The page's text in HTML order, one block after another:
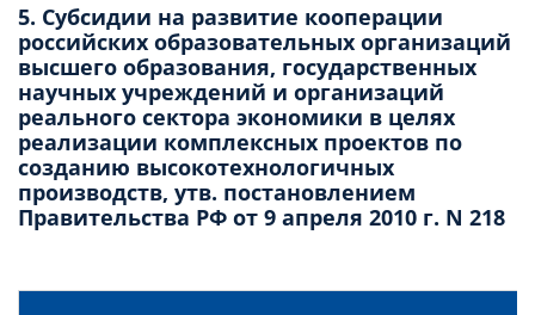
5. Субсидии на развитие кооперации
российских образовательных организаций
высшего образования, государственных
научных учреждений и организаций
реального сектора экономики в целях
реализации комплексных проектов по
созданию высокотехнологичных
производств, утв. постановлением
Правительства РФ от 9 апреля 2010 г. N 218